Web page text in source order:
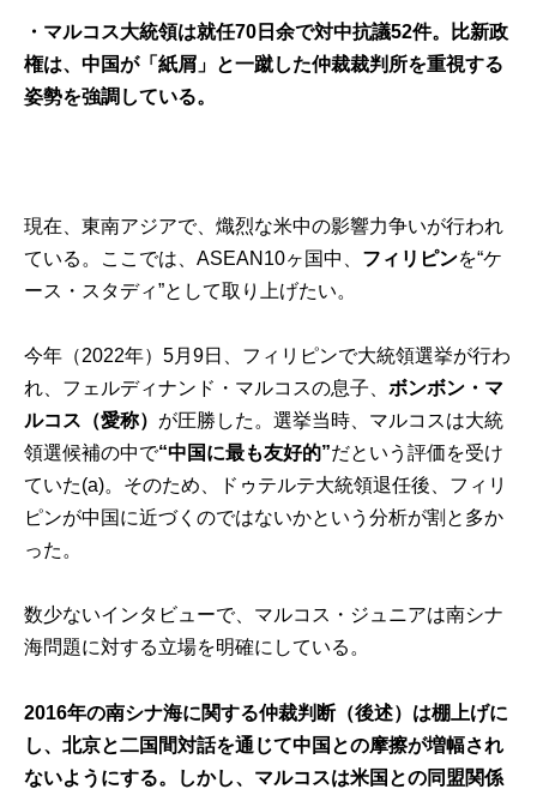
・マルコス大統領は就任70日余で対中抗議52件。比新政
権は、中国が「紙屑」と一蹴した仲裁裁判所を重視する
姿勢を強調している。
現在、東南アジアで、熾烈な米中の影響力争いが行われ
ている。ここでは、ASEAN10ヶ国中、 フィリピンを“ケ
ース・スタディ”として取り上げたい。
今年（2022年）5月9日、フィリピンで大統領選挙が行わ
れ、フェルディナンド・マルコスの息子、ボンボン・マ
ルコス（愛称） が圧勝した。選挙当時、マルコスは大統
領選候補の中で“中国に最も友好的”だという評価を受け
ていた(a)。そのため、ドゥテルテ大統領退任後、フィリ
ピンが中国に近づくのではないかという分析が割と多か
った。
数少ないインタビューで、マルコス・ジュニアは南シナ
海問題に対する立場を明確にしている。
2016年の南シナ海に関する仲裁判断（後述）は棚上げに
し、北京と二国間対話を通じて中国との摩擦が増幅され
ないようにする。しかし、マルコスは米国との同盟関係